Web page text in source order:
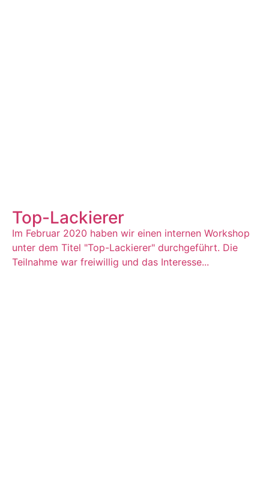
Top-Lackierer
Im Februar 2020 haben wir einen internen Workshop
unter dem Titel "Top-Lackierer" durchgeführt. Die
Teilnahme war freiwillig und das Interesse...